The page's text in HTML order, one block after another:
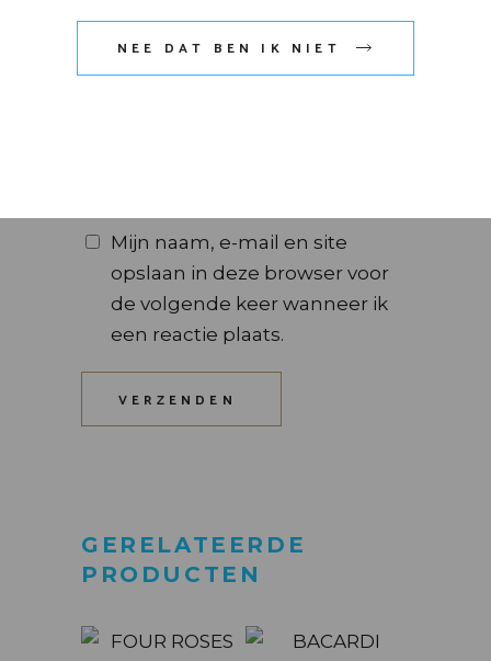
NEE DAT BEN IK NIET
Mijn naam, e-mail en site
opslaan in deze browser voor
de volgende keer wanneer ik
een reactie plaats.
VERZENDEN
GERELATEERDE
PRODUCTEN